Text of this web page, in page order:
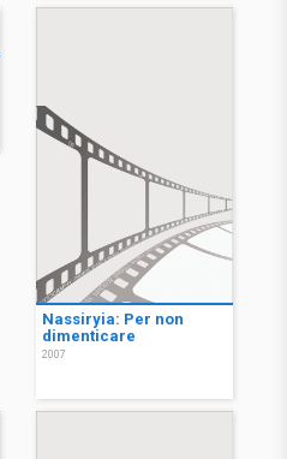
Nassiryia: Per non
dimenticare
2007